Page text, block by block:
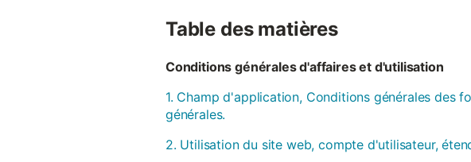
Table des matières
Conditions générales d'affaires et d'utilisation
1. Champ d'application, Conditions générales des
générales.
2. Utilisation du site web, compte d'utilisateur,